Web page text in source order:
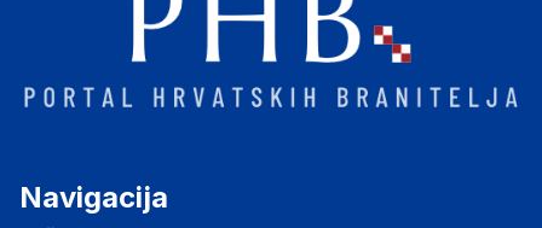
Navigacija